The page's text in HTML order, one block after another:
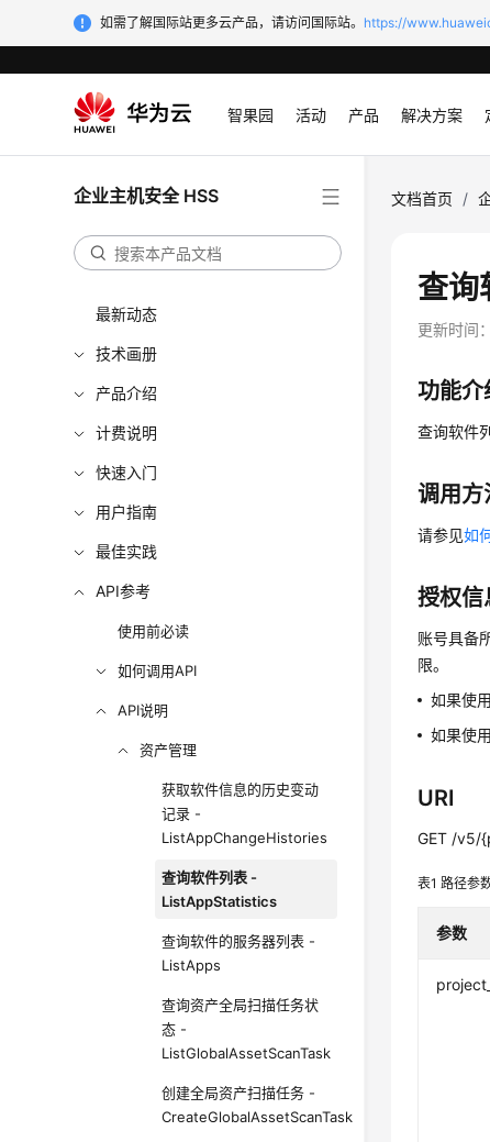
如需了解国际站更多云产品，请访问国际站。 https://
智果园 活动 产品 解决方案
企业主机安全 HSS
最新动态
技术画册
产品介绍
计费说明
快速入门
用户指南
最佳实践
API参考
使用前必读
如何调用API
API说明
资产管理
获取软件信息的历史变动
记录 -
ListAppChangeHistories
查询软件列表 -
ListAppStatistics
查询软件的服务器列表 -
ListApps
查询资产全局扫描任务状
态 -
ListGlobalAssetScanTask
创建全局资产扫描任务 -
CreateGlobalAssetScanTask
文档首页 /
查
更新时间：
功能介
查询软件
调用方
请参见如
授权信
账号具备
限。
如果使
如果使
URI
GET /v5/
表1路径参
参数